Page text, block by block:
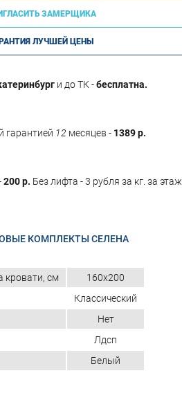
ЗАМЕРЩИКА
ЛУЧШЕЙ ЦЕНЫ
и до ТК -бесплатна.
гарантией 12 месяцев - 1389 р.
200 р. Без лифта - 3 рубля за кг. за этаж.
КОМПЛЕКТЫ СЕЛЕНА
кровати, см
160x200
Классический
Нет
Лдсп
Белый